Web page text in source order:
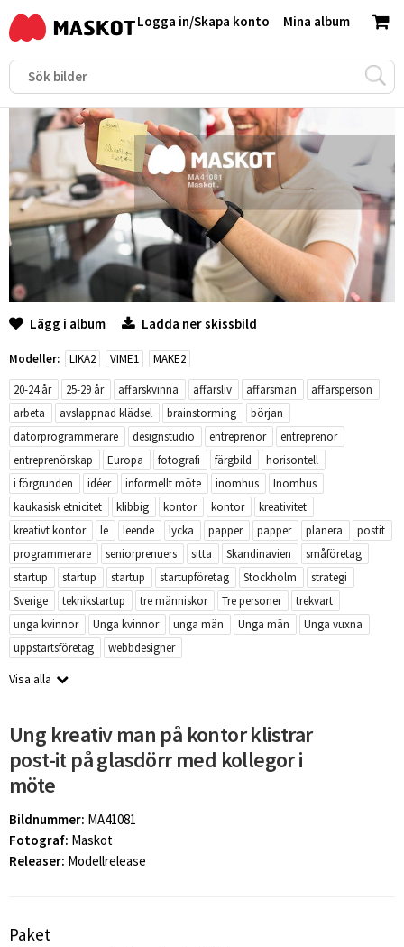
Mina album
Logga in/Skapa konto
Lägg i album Ladda ner skissbild
Modeller: LIKA2 VIME1
MAKE2
20-24 år
25-29 år affärskvinna affärsliv affärsman
affärsperson
arbeta
avslappnad klädsel brainstorming
början
datorprogrammerare
designstudio entreprenör
entreprenör
entreprenörskap
Europa fotografi färgbild
horisontell
i förgrunden
idéer informellt möte inomhus
Inomhus
kaukasisk etnicitet
klibbig kontor kontor
kreativitet
kreativt kontor
le leende lycka papper papper planera
postit
programmerare
seniorprenuers sitta Skandinavien
småföretag
startup
startup startup startupföretag Stockholm
strategi
Sverige
teknikstartup tre människor Tre personer
trekvart
unga kvinnor
Unga kvinnor unga män Unga män
Unga vuxna
uppstartsföretag
webbdesigner
Visa alla
Ung kreativ man på kontor klistrar
post-it på glasdörr med kollegor i
möte
Bildnummer: MA41081
Fotograf: Maskot
Releaser: Modellrelease
Paket